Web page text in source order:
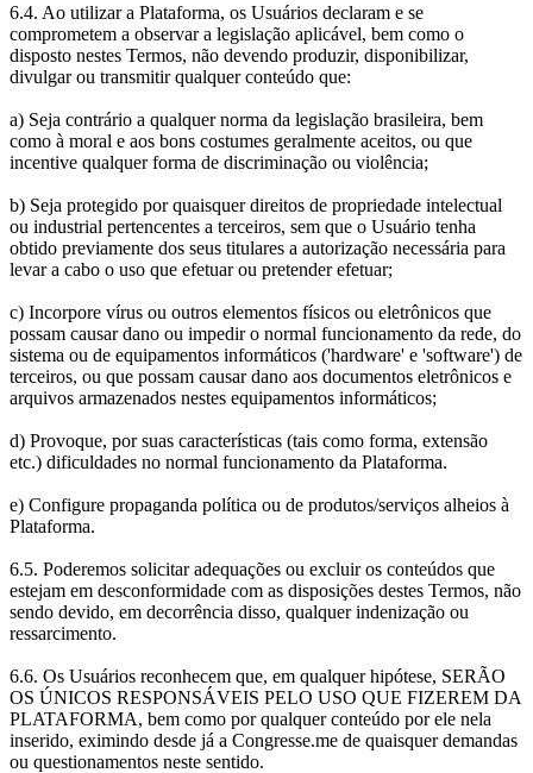
6.4. Ao utilizar a Plataforma, os Usuários declaram e se
comprometem a observar a legislação aplicável, bem como o
disposto nestes Termos, não devendo produzir, disponibilizar,
divulgar ou transmitir qualquer conteúdo que:
a) Seja contrário a qualquer norma da legislação brasileira, bem
como à moral e aos bons costumes geralmente aceitos, ou que
incentive qualquer forma de discriminação ou violência;
b) Seja protegido por quaisquer direitos de propriedade intelectual
ou industrial pertencentes a terceiros, sem que o Usuário tenha
obtido previamente dos seus titulares a autorização necessária para
levar a cabo o uso que efetuar ou pretender efetuar;
c) Incorpore vírus ou outros elementos físicos ou eletrônicos que
possam causar dano ou impedir o normal funcionamento da rede, do
sistema ou de equipamentos informáticos ('hardware' e 'software') de
terceiros, ou que possam causar dano aos documentos eletrônicos e
arquivos armazenados nestes equipamentos informáticos;
d) Provoque, por suas características (tais como forma, extensão
etc.) dificuldades no normal funcionamento da Plataforma.
e) Configure propaganda política ou de produtos/serviços alheios à
Plataforma.
6.5. Poderemos solicitar adequações ou excluir os conteúdos que
estejam em desconformidade com as disposições destes Termos, não
sendo devido, em decorrência disso, qualquer indenização ou
ressarcimento.
6.6. Os Usuários reconhecem que, em qualquer hipótese, SERÃO
OS ÚNICOS RESPONSÁVEIS PELO USO QUE FIZEREM DA
PLATAFORMA, bem como por qualquer conteúdo por ele nela
inserido, eximindo desde já a Congresse.me de quaisquer demandas
ou questionamentos neste sentido.